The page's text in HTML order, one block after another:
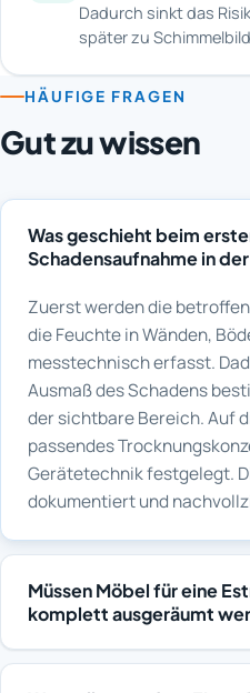
Dadurch sinkt das
später zu
HÄUFIGE FRAGEN
Gut zu wissen
Was geschieht beim
Schadensaufnahme in
Zuerst werden die
die Feuchte in Wänden,
messtechnisch erfasst.
Ausmaß des Schadens
der sichtbare Bereich. Auf
passendes
Gerätetechnik festgelegt.
dokumentiert und
Müssen Möbel für eine
komplett ausgeräumt
Nicht unbedingt